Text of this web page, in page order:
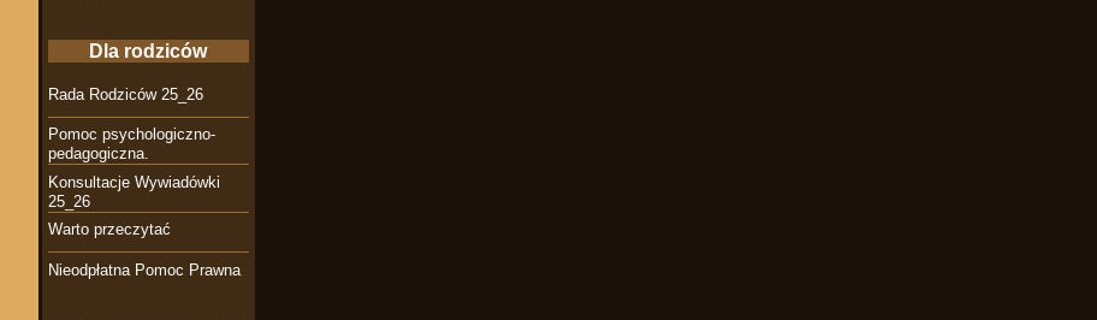
Dla rodziców
Rada Rodziców 25_26
Pomoc psychologiczno-
pedagogiczna.
Konsultacje Wywiadówki
25_26
Warto przeczytać
Nieodpłatna Pomoc Prawna